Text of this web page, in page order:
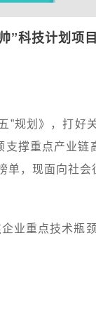
”科技计划项
”规划》，打
撑重点产业
单，现面向社
业重点技术